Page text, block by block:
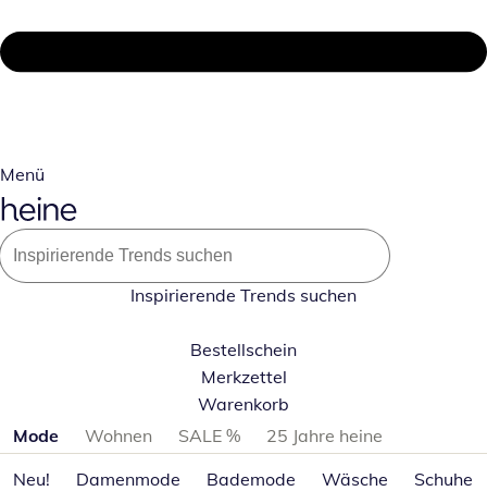
Menü
Inspirierende Trends suchen
Bestellschein
Merkzettel
Warenkorb
Produktkategorien überspringen
Mode Wohnen SALE %
25 Jahre heine
Neu!
Damenmode Bademode Wäsche Schuhe